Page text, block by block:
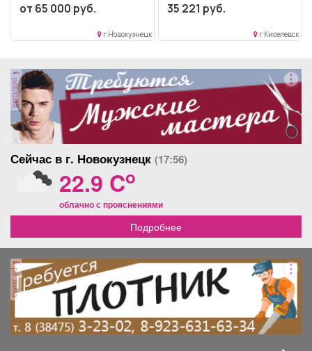
централизации и
доставка автобусами.....
от 65 000 руб.
г Новокузнецк
производственных...
35 221 руб.
г Киселевск
реклама
Сейчас в г. Новокузнецк (17:56)
22.9 Co
облачно с прояснениями
Подробнее
реклама